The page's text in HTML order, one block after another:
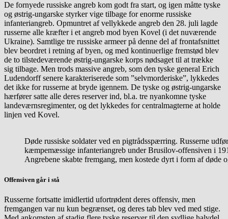
De fornyede russiske angreb kom godt fra start, og igen måtte tyske
og østrig-ungarske styrker vige tilbage for enorme russiske
infanteriangreb. Opmuntret af vellykkede angreb den 28. juli lagde
russerne alle kræfter i et angreb mod byen Kovel (i det nuværende
Ukraine). Samtlige tre russiske armeer på denne del af frontafsnittet
blev beordret i retning af byen, og med kontinuerlige fremstød blev
de to tilstedeværende østrig-ungarske korps nødsaget til at trække
sig tilbage. Men trods massive angreb, som den tyske general Erich
Ludendorff senere karakteriserede som ”selvmorderiske”, lykkedes
det ikke for russerne at bryde igennem. De tyske og østrig-ungarske
hærfører satte alle deres reserver ind, bl.a. tre nyankomne tyske
landeværnsregimenter, og det lykkedes for centralmagterne at holde
linjen ved Kovel.
Døde russiske soldater ved en pigtrådsspærring. Russerne
kæmpemæssige infanteriangreb under Brusilov-offensiven i
Angrebene skabte fremgang, men kostede dyrt i form af døde
Offensiven går i stå
Russerne fortsatte imidlertid ufortrødent deres offensiv, men
fremgangen var nu kun begrænset, og deres tab blev ved med stige.